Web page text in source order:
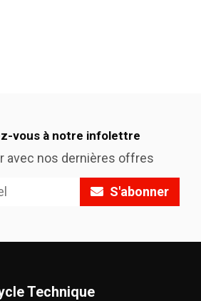
vous à notre infolettre
avec nos dernières offres
S'abonner
Technique